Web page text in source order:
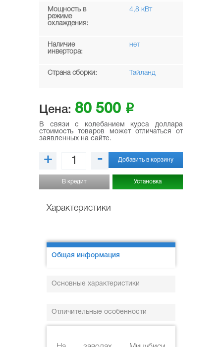
Мощность в
режиме
охлаждения:
4,8 кВт
Наличие
инвертора:
нет
Страна сборки: Тайланд
Цена: 80 500 i
В связи с колебанием курса доллара
стоимость товаров может отличаться от
заявленных на сайте.
+ - Добавить в корзину
В кредит Установка
Характеристики
Общая информация
Основные характеристики
Отличительные особенности